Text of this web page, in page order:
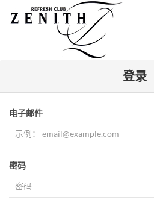
登录
电子邮件
密码